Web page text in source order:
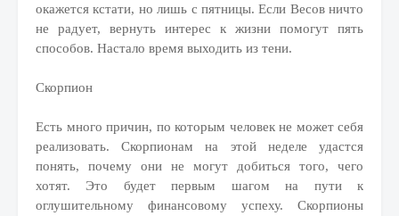
окажется кстати, но лишь с пятницы. Если Весов ничто
не радует, вернуть интерес к жизни помогут пять
способов. Настало время выходить из тени.
Скорпион
Есть много причин, по которым человек не может себя
реализовать. Скорпионам на этой неделе удастся
понять, почему они не могут добиться того, чего
хотят. Это будет первым шагом на пути к
оглушительному финансовому успеху. Скорпионы